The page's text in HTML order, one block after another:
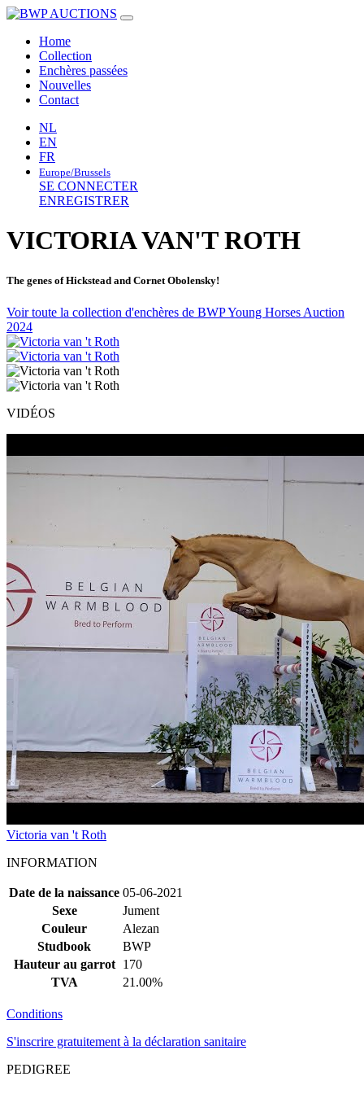
Home
Collection
Enchères passées
Nouvelles
Contact
NL
EN
FR
Europe/Brussels
SE CONNECTER
ENREGISTRER
VICTORIA VAN'T ROTH
The genes of Hickstead and Cornet Obolensky!
Voir toute la collection d'enchères de BWP Young Horses Auction
2024
VIDÉOS
Victoria van 't Roth
INFORMATION
Date de la naissance 05-06-2021
Sexe
Jument
Couleur
Alezan
Studbook
BWP
Hauteur au garrot
170
TVA
21.00%
Conditions
S'inscrire gratuitement à la déclaration sanitaire
PEDIGREE